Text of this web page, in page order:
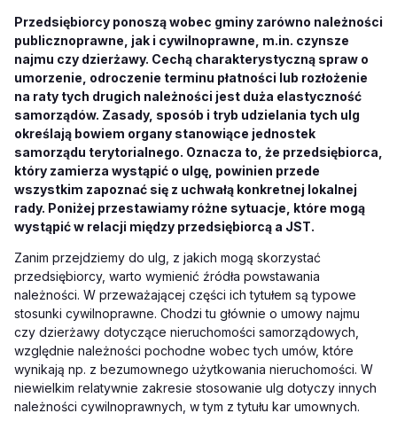
Przedsiębiorcy ponoszą wobec gminy zarówno należności
publicznoprawne, jak i cywilnoprawne, m.in. czynsze
najmu czy dzierżawy. Cechą charakterystyczną spraw o
umorzenie, odroczenie terminu płatności lub rozłożenie
na raty tych drugich należności jest duża elastyczność
samorządów. Zasady, sposób i tryb udzielania tych ulg
określają bowiem organy stanowiące jednostek
samorządu terytorialnego. Oznacza to, że przedsiębiorca,
który zamierza wystąpić o ulgę, powinien przede
wszystkim zapoznać się z uchwałą konkretnej lokalnej
rady. Poniżej przestawiamy różne sytuacje, które mogą
wystąpić w relacji między przedsiębiorcą a JST.
Zanim przejdziemy do ulg, z jakich mogą skorzystać
przedsiębiorcy, warto wymienić źródła powstawania
należności. W przeważającej części ich tytułem są typowe
stosunki cywilnoprawne. Chodzi tu głównie o umowy najmu
czy dzierżawy dotyczące nieruchomości samorządowych,
względnie należności pochodne wobec tych umów, które
wynikają np. z bezumownego użytkowania nieruchomości. W
niewielkim relatywnie zakresie stosowanie ulg dotyczy innych
należności cywilnoprawnych, w tym z tytułu kar umownych.